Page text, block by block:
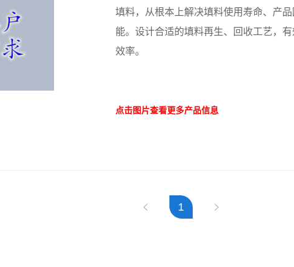
填料，从根本上解决填料使用寿命、产
能。设计合适的填料再生、回收工艺，
效率。
点击图片查看更多产品信息
1